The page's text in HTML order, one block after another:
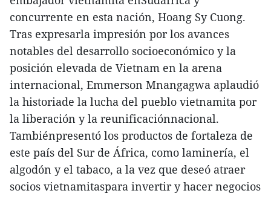
concurrente en esta nación, Hoang Sy Cuong.
Tras expresarla impresión por los avances
notables del desarrollo socioeconómico y la
posición elevada de Vietnam en la arena
internacional, Emmerson Mnangagwa aplaudió
la historiade la lucha del pueblo vietnamita por
la liberación y la reunificaciónnacional.
Tambiénpresentó los productos de fortaleza de
este país del Sur de África, como laminería, el
algodón y el tabaco, a la vez que deseó atraer
socios vietnamitaspara invertir y hacer negocios